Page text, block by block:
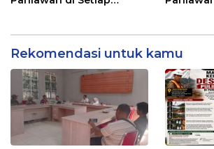
Rekomendasi untuk kamu